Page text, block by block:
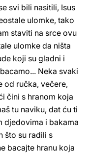
svi bili nasitili, Isus
ulomke, tako
staviti na srce ovu
ulomke da ništa
koji su gladni i
Neka svaki
od ručka, večere,
čini s hranom koja
tu naviku, dat ću ti
djedovima i bakama
što su radili s
bacajte hranu koja